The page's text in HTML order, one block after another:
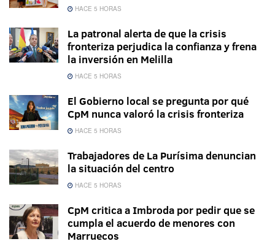
HACE 5 HORAS
La patronal alerta de que la crisis
fronteriza perjudica la confianza y frena
la inversión en Melilla
HACE 5 HORAS
El Gobierno local se pregunta por qué
CpM nunca valoró la crisis fronteriza
HACE 5 HORAS
Trabajadores de La Purísima denuncian
la situación del centro
HACE 5 HORAS
CpM critica a Imbroda por pedir que se
cumpla el acuerdo de menores con
Marruecos